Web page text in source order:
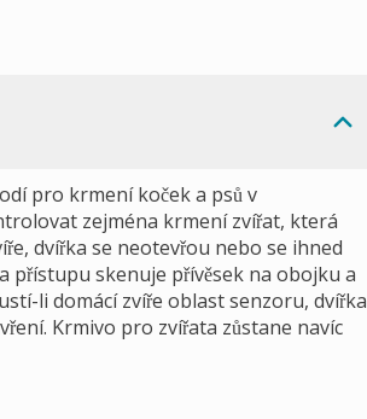
pro krmení koček a psů v
zejména krmení zvířat, která
dvířka se neotevřou nebo se ihned
přístupu skenuje přívěsek na obojku a
li domácí zvíře oblast senzoru, dvířka
Krmivo pro zvířata zůstane navíc